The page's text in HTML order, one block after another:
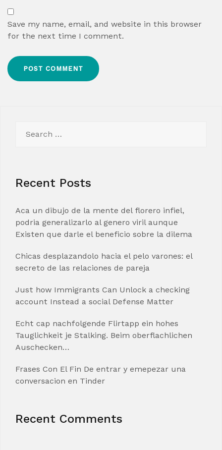
Save my name, email, and website in this browser
for the next time I comment.
for:
Recent Posts
Aca un dibujo de la mente del florero infiel,
podria generalizarlo al genero viril aunque
Existen que darle el beneficio sobre la dilema
Chicas desplazandolo hacia el pelo varones: el
secreto de las relaciones de pareja
Just how Immigrants Can Unlock a checking
account Instead a social Defense Matter
Echt cap nachfolgende Flirtapp ein hohes
Tauglichkeit je Stalking. Beim oberflachlichen
Auschecken…
Frases Con El Fin De entrar y emepezar una
conversacion en Tinder
Recent Comments